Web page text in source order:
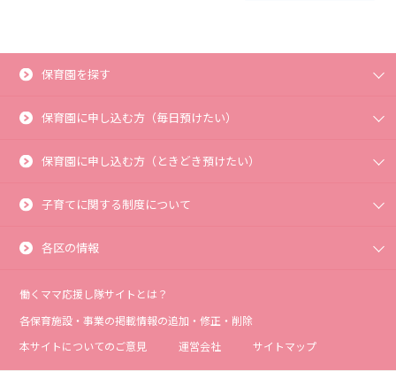
保育園を探す
保育園に申し込む方（毎日預けたい）
保育園に申し込む方（ときどき預けたい）
子育てに関する制度について
各区の情報
働くママ応援し隊サイトとは？
各保育施設・事業の掲載情報の追加・修正・削除
本サイトについてのご意見
運営会社 サイトマップ